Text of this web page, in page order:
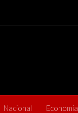
Nacional Economia